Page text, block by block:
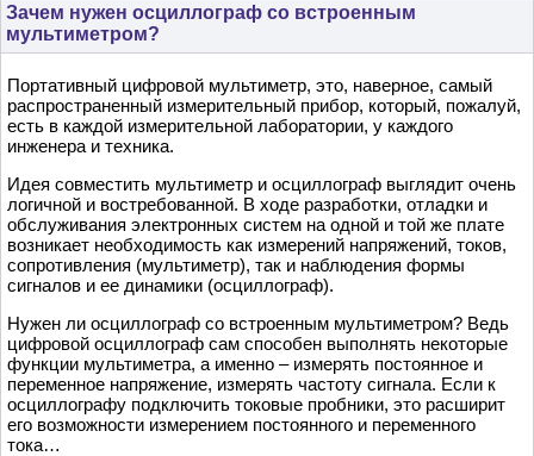
Зачем нужен осциллограф со встроенным
мультиметром?
Портативный цифровой мультиметр, это, наверное, самый
распространенный измерительный прибор, который, пожалуй,
есть в каждой измерительной лаборатории, у каждого
инженера и техника.
Идея совместить мультиметр и осциллограф выглядит очень
логичной и востребованной. В ходе разработки, отладки и
обслуживания электронных систем на одной и той же плате
возникает необходимость как измерений напряжений, токов,
сопротивления (мультиметр), так и наблюдения формы
сигналов и ее динамики (осциллограф).
Нужен ли осциллограф со встроенным мультиметром? Ведь
цифровой осциллограф сам способен выполнять некоторые
функции мультиметра, а именно – измерять постоянное и
переменное напряжение, измерять частоту сигнала. Если к
осциллографу подключить токовые пробники, это расширит
его возможности измерением постоянного и переменного
тока…